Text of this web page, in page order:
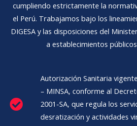
cumpliendo estrictamente la
el Perú. Trabajamos bajo los
DIGESA y las disposiciones del
a establecimientos
Autorización Sanitaria
– MINSA, conforme al
2001-SA, que regula los
desratización y actividades